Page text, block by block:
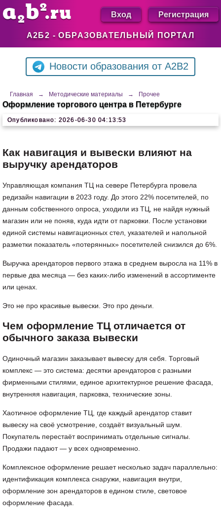
А2Б2 - ОБРАЗОВАТЕЛЬНЫЙ ПОРТАЛ
Вход Регистрация
Новости образования от A2B2
Главная → Методические материалы → Прочее
Оформление торгового центра в Петербурге
Опубликовано: 2026-06-30 04:13:53
Как навигация и вывески влияют на
выручку арендаторов
Управляющая компания ТЦ на севере Петербурга провела
редизайн навигации в 2023 году. До этого 22% посетителей, по
данным собственного опроса, уходили из ТЦ, не найдя нужный
магазин или не поняв, куда идти от парковки. После установки
единой системы навигационных стел, указателей и напольной
разметки показатель «потерянных» посетителей снизился до 6%.
Выручка арендаторов первого этажа в среднем выросла на 11% в
первые два месяца — без каких-либо изменений в ассортименте
или ценах.
Это не про красивые вывески. Это про деньги.
Чем оформление ТЦ отличается от
обычного заказа вывески
Одиночный магазин заказывает вывеску для себя. Торговый
комплекс — это система: десятки арендаторов с разными
фирменными стилями, единое архитектурное решение фасада,
внутренняя навигация, парковка, технические зоны.
Хаотичное оформление ТЦ, где каждый арендатор ставит
вывеску на своё усмотрение, создаёт визуальный шум.
Покупатель перестаёт воспринимать отдельные сигналы.
Продажи падают — у всех одновременно.
Комплексное оформление решает несколько задач параллельно:
идентификация комплекса снаружи, навигация внутри,
оформление зон арендаторов в едином стиле, световое
оформление фасада.